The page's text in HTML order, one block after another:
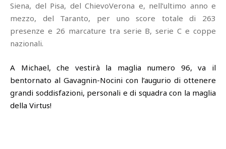
Siena, del Pisa, del ChievoVerona e, nell’ultimo anno e
mezzo, del Taranto, per uno score totale di 263
presenze e 26 marcature tra serie B, serie C e coppe
nazionali.
A Michael, che vestirà la maglia numero 96, va il
bentornato al Gavagnin-Nocini con l’augurio di ottenere
grandi soddisfazioni, personali e di squadra con la maglia
della Virtus!